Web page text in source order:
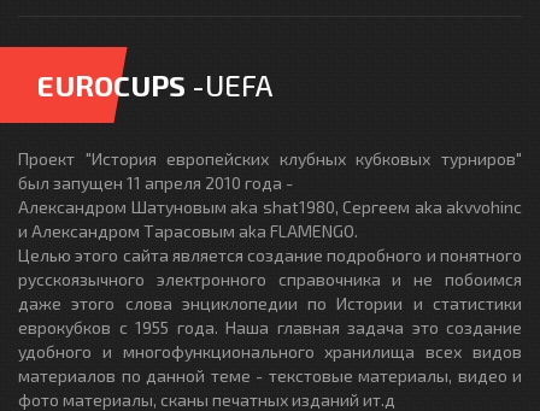
EUROCUPS -UEFA
Проект "История европейских клубных кубковых турниров"
был запущен 11 апреля 2010 года -
Александром Шатуновым aka shat1980, Сергеем aka akvvohinc
и Александром Тарасовым aka FLAMENGO.
Целью этого сайта является создание подробного и понятного
русскоязычного электронного справочника и не побоимся
даже этого слова энциклопедии по Истории и статистики
еврокубков с 1955 года. Наша главная задача это создание
удобного и многофункционального хранилища всех видов
материалов по данной теме - текстовые материалы, видео и
фото материалы, сканы печатных изданий ит.д